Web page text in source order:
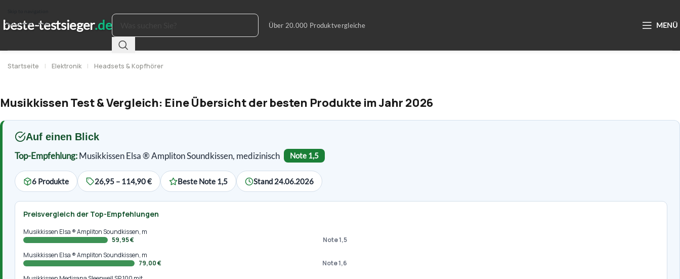
Skip to main content
Startseite | Elektronik | Headsets & Kopfhörer
Musikkissen Test & Vergleich: Eine Übersicht der besten Produkte im Jahr 2026
Auf einen Blick
Top-Empfehlung:Musikkissen Elsa ® Ampliton Soundkissen, medizinisch Note 1,5
6 Produkte 26,95 – 114,90 € Beste Note 1,5 Stand 24.06.2026
Preisvergleich der Top-Empfehlungen
Musikkissen Elsa ® Ampliton Soundkissen, m
59,95 €
Note 1,5
Musikkissen Elsa ® Ampliton Soundkissen, m
79,00 €
Note 1,6